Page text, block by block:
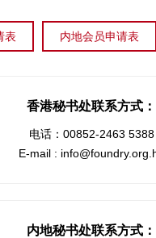
表 内地会员申请表
香港秘书处联系方式：
电话：00852-2463 5388
E-mail :
内地秘书处联系方式：